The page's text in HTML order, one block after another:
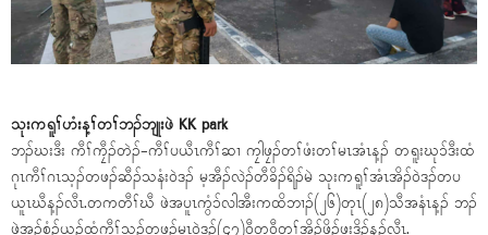
သုးကရူၢ်ဟံးန့ၢ်တၢ်ဘၣ်ဘျုးဖဲ KK park
ဘၣ်ဃးဒီး ကီၢ်ကၠီၣ်တဲၣ်-ကီၢ်ပယီၤကီၢ်ဆၢ ကၠါဖၠၣ်တၢ်ဖံးတၢ်မၤအံၤန့ၣ် တရူးဃုၥ်ဒီးထံ
ဂုၤကီၢ်ဂၤသ့ၣ်တဖၣ်ဆီၣ်သနံးဝဲဒၣ် မ့အီၣ်လဲၣ်တီခိၣ်ရိၣ်မဲ သုးကရူၢ်အံၤအိၣ်ဝဲဒၣ်တပ
ယူၤဃီန့ၣ်လီၤ.တကတီၢ်ဃီ ဖဲအပူၤကွံၥ်လါအီးကထိဘၢၣ်(၂၆)တုၤ(၂၈)သီအနံၤန့ၣ် ဘၣ်